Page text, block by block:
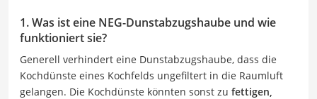
1. Was ist eine NEG-Dunstabzugshaube und wie
funktioniert sie?
Generell verhindert eine Dunstabzugshaube, dass die
Kochdünste eines Kochfelds ungefiltert in die Raumluft
gelangen. Die Kochdünste könnten sonst zu fettigen,